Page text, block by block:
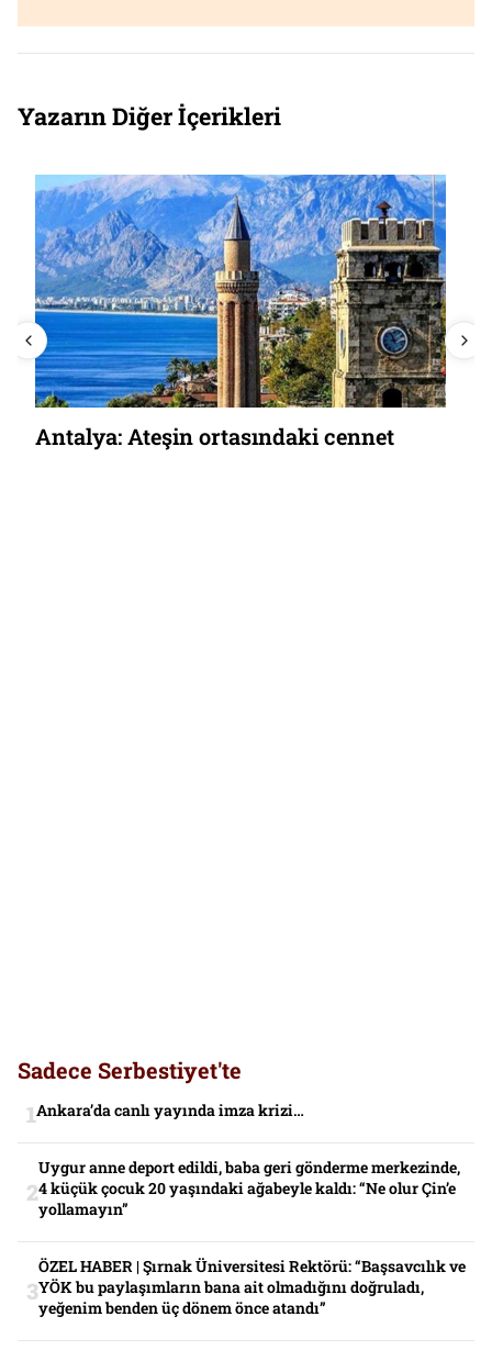
Yazarın Diğer İçerikleri
Antalya: Ateşin ortasındaki cennet
Sadece Serbestiyet'te
Ankara’da canlı yayında imza krizi…
Uygur anne deport edildi, baba geri gönderme merkezinde,
4 küçük çocuk 20 yaşındaki ağabeyle kaldı: “Ne olur Çin’e
yollamayın”
ÖZEL HABER | Şırnak Üniversitesi Rektörü: “Başsavcılık ve
YÖK bu paylaşımların bana ait olmadığını doğruladı,
yeğenim benden üç dönem önce atandı”